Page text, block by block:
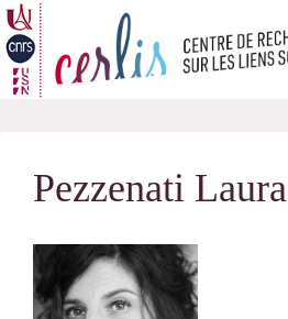
Passer
au
contenu
Pezzenati Laura